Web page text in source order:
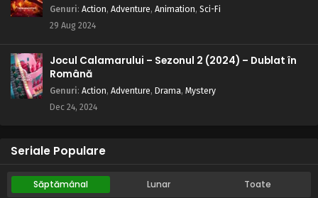
Genuri: Action, Adventure, Animation, Sci-Fi
29 Aug 2024
Jocul Calamarului – Sezonul 2 (2024) – Dublat în
Română
Genuri: Action, Adventure, Drama, Mystery
Dec 24, 2024
Seriale Populare
Săptămânal Lunar Toate